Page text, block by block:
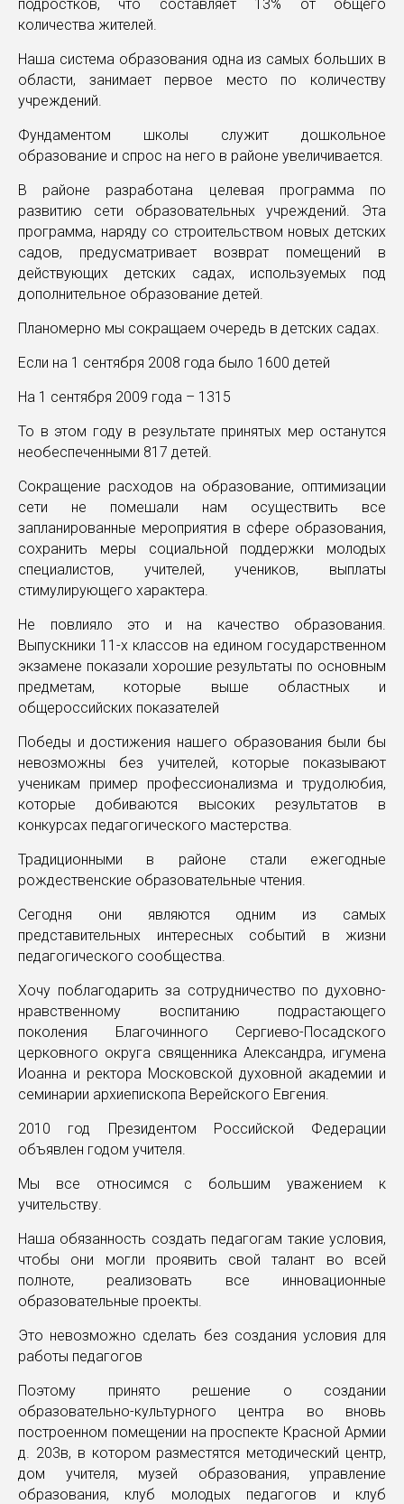
подростков, что составляет 13% от общего
количества жителей.
Наша система образования одна из самых больших в
области, занимает первое место по количеству
учреждений.
Фундаментом школы служит дошкольное
образование и спрос на него в районе увеличивается.
В районе разработана целевая программа по
развитию сети образовательных учреждений. Эта
программа, наряду со строительством новых детских
садов, предусматривает возврат помещений в
действующих детских садах, используемых под
дополнительное образование детей.
Планомерно мы сокращаем очередь в детских садах.
Если на 1 сентября 2008 года было 1600 детей
На 1 сентября 2009 года – 1315
То в этом году в результате принятых мер останутся
необеспеченными 817 детей.
Сокращение расходов на образование, оптимизации
сети не помешали нам осуществить все
запланированные мероприятия в сфере образования,
сохранить меры социальной поддержки молодых
специалистов, учителей, учеников, выплаты
стимулирующего характера.
Не повлияло это и на качество образования.
Выпускники 11-х классов на едином государственном
экзамене показали хорошие результаты по основным
предметам, которые выше областных и
общероссийских показателей
Победы и достижения нашего образования были бы
невозможны без учителей, которые показывают
ученикам пример профессионализма и трудолюбия,
которые добиваются высоких результатов в
конкурсах педагогического мастерства.
Традиционными в районе стали ежегодные
рождественские образовательные чтения.
Сегодня они являются одним из самых
представительных интересных событий в жизни
педагогического сообщества.
Хочу поблагодарить за сотрудничество по духовно-
нравственному воспитанию подрастающего
поколения Благочинного Сергиево-Посадского
церковного округа священника Александра, игумена
Иоанна и ректора Московской духовной академии и
семинарии архиепископа Верейского Евгения.
2010 год Президентом Российской Федерации
объявлен годом учителя.
Мы все относимся с большим уважением к
учительству.
Наша обязанность создать педагогам такие условия,
чтобы они могли проявить свой талант во всей
полноте, реализовать все инновационные
образовательные проекты.
Это невозможно сделать без создания условия для
работы педагогов
Поэтому принято решение о создании
образовательно-культурного центра во вновь
построенном помещении на проспекте Красной Армии
д. 203в, в котором разместятся методический центр,
дом учителя, музей образования, управление
образования, клуб молодых педагогов и клуб